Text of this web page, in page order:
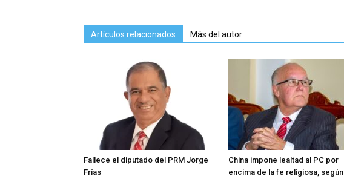
Artículos relacionados Más del autor
Fallece el diputado del PRM Jorge
Frías
China impone lealtad al PC por
encima de la fe religiosa, según